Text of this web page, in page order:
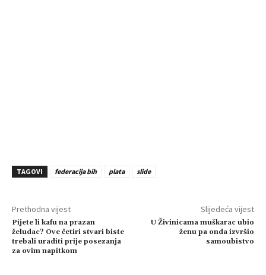
TAGOVI federacija bih plata slide
Prethodna vijest
Pijete li kafu na prazan
želudac? Ove četiri stvari biste
trebali uraditi prije posezanja
za ovim napitkom
Slijedeća vijest
U Živinicama muškarac ubio
ženu pa onda izvršio
samoubistvo